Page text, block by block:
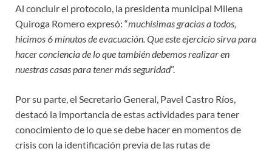
Al concluir el protocolo, la presidenta municipal Milena
Quiroga Romero expresó: “muchísimas gracias a todos,
hicimos 6 minutos de evacuación. Que este ejercicio sirva para
hacer conciencia de lo que también debemos realizar en
nuestras casas para tener más seguridad”.
Por su parte, el Secretario General, Pavel Castro Ríos,
destacó la importancia de estas actividades para tener
conocimiento de lo que se debe hacer en momentos de
crisis con la identificación previa de las rutas de